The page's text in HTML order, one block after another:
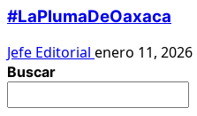
#LaPlumaDeOaxaca
Jefe Editorial enero 11, 2026
Buscar